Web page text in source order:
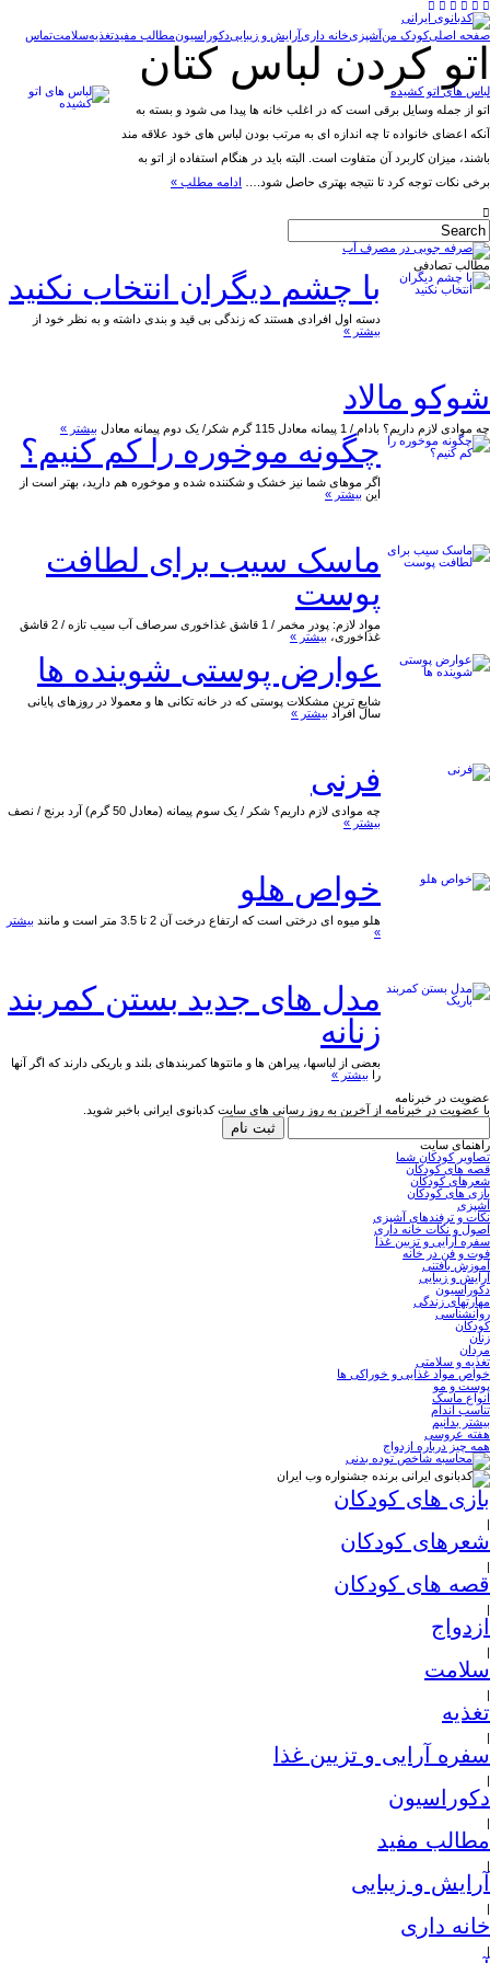
صفحه اصلیکودک منآشپزیخانه داریآرایش و زیباییدکوراسیونمطالب مفیدتغذیهسلامتتماس
اتو کردن لباس کتان
لباس های اتو کشیده
اتو از جمله وسایل برقی است که در اغلب خانه ها پیدا می شود و بسته به
آنکه اعضای خانواده تا چه اندازه ای به مرتب بودن لباس های خود علاقه مند
باشند، میزان کاربرد آن متفاوت است. البته باید در هنگام استفاده از اتو به
برخی نکات توجه کرد تا نتیجه بهتری حاصل شود.… ادامه مطلب »
مطالب تصادفی
با چشم دیگران انتخاب نکنید
دسته اول افرادی هستند که زندگی بی قید و بندی داشته و به نظر خود از
بیشتر »
شوکو مالاد
چه موادی لازم داریم؟ بادام / 1 پیمانه معادل 115 گرم شکر/ یک دوم پیمانه معادل بیشتر »
چگونه موخوره را کم کنیم؟
اگر موهای شما نیز خشک و شکننده شده و موخوره هم دارید، بهتر است از
این بیشتر »
ماسک سیب برای لطافت
پوست
مواد لازم: پودر مخمر / 1 قاشق غذاخوری سرصاف آب سیب تازه / 2 قاشق
غذاخوری،بیشتر »
عوارض پوستی شوینده ها
شایع ترین مشکلات پوستی که در خانه تکانی ها و معمولا در روزهای پایانی
سال افراد بیشتر »
فرنی
چه موادی لازم داریم؟ شکر / یک سوم پیمانه (معادل 50 گرم) آرد برنج / نصف
بیشتر »
خواص هلو
هلو میوه ای درختی است که ارتفاع درخت آن 2 تا 3.5 متر است و مانند
بیشتر
»
مدل های جدید بستن کمربند
زنانه
بعضی از لباسها، پیراهن ها و مانتوها کمربندهای بلند و باریکی دارند که اگر آنها
را بیشتر »
عضویت در خبرنامه
با عضویت در خبرنامه از آخرین به روز رسانی های سایت کدبانوی ایرانی باخبر شوید.
راهنمای سایت
تصاویر کودکان شما
قصه های کودکان
شعرهای کودکان
بازی های کودکان
آشپزی
نکات و ترفندهای آشپزی
اصول و نکات خانه داری
سفره آرایی و تزیین غذا
فوت و فن در خانه
آموزش بافتنی
آرایش و زیبایی
دکوراسیون
مهارتهای زندگی
روانشناسی
کودکان
زنان
مردان
تغذیه و سلامتی
خواص مواد غذایی و خوراکی ها
پوست و مو
انواع ماسک
تناسب اندام
بیشتر بدانیم
هفته عروسی
همه چیز درباره ازدواج
بازی های کودکان
|
شعرهای کودکان
|
قصه های کودکان
|
ازدواج
|
سلامت
|
تغذیه
|
سفره آرایی و تزیین غذا
|
دکوراسیون
|
مطالب مفید
|
آرایش و زیبایی
|
خانه داری
|